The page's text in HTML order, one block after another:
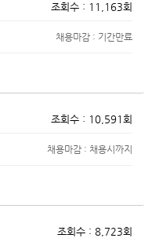
조회수 : 11,163회
채용마감 : 기간만료
조회수 : 10,591회
채용마감 : 채용시까지
조회수 : 8,723회